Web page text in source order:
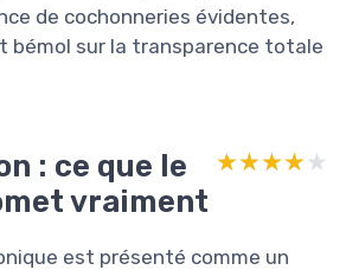
de cochonneries évidentes,
bémol sur la transparence totale
: ce que le
vraiment
★★★★★
★★★★★
est présenté comme un